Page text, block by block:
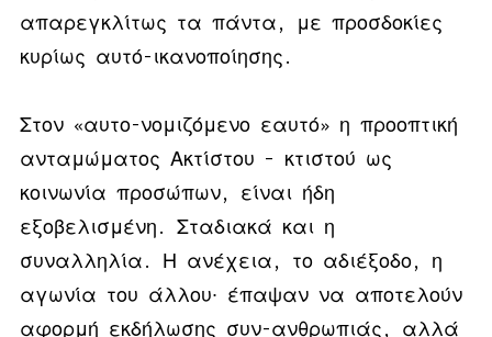
απαρεγκλίτως τα πάντα, με προσδοκίες
κυρίως αυτό-ικανοποίησης.
Στον «αυτο-νομιζόμενο εαυτό» η προοπτική
ανταμώματος Ακτίστου – κτιστού ως
κοινωνία προσώπων, είναι ήδη
εξοβελισμένη. Σταδιακά και η
συναλληλία. Η ανέχεια, το αδιέξοδο, η
αγωνία του άλλου∙ έπαψαν να αποτελούν
αφορμή εκδήλωσης συν-ανθρωπιάς, αλλά